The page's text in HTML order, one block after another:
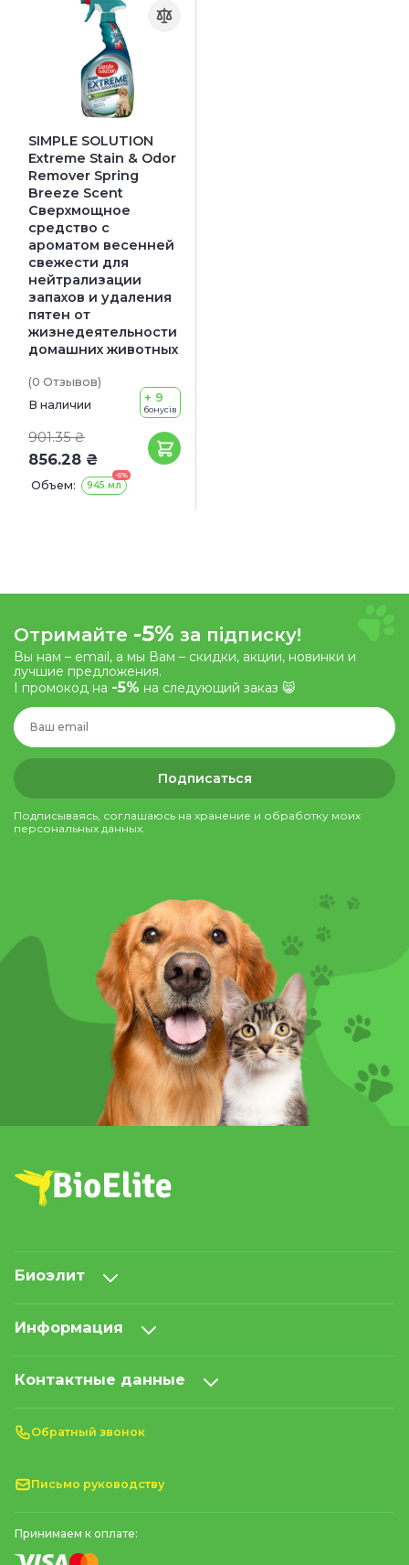
SIMPLE SOLUTION
Extreme Stain & Odor
Remover Spring
Breeze Scent
Сверхмощное
средство с
ароматом весенней
свежести для
нейтрализации
запахов и удаления
пятен от
жизнедеятельности
домашних животных
(0 Отзывов)
В наличии
901.35 ₴
856.28 ₴
+ 9
бонусів
Объем:
-5%
945 мл
Отримайте -5% за підписку!
Вы нам – email, а мы Вам – скидки, акции, новинки и
лучшие предложения.
І промокод на -5% на следующий заказ 😸
Подписаться
Подписываясь, соглашаюсь на хранение и обработку моих
персональных данных.
Биоэлит
Информация
Контактные данные
Обратный звонок
Письмо руководству
Принимаем к оплате: